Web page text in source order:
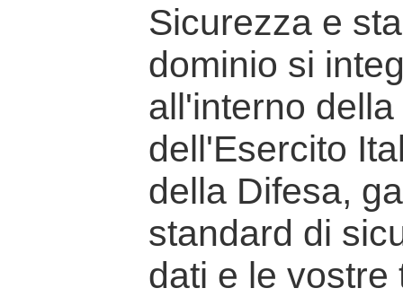
Sicurezza e
dominio si
all'interno
dell'Esercito
della Difesa,
standard di
dati e le vostre